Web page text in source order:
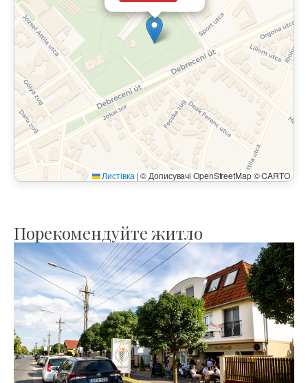
Листівка |© Дописувачі OpenStreetMap © CARTO
Порекомендуйте житло